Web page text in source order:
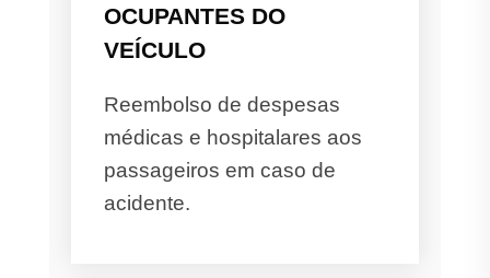
OCUPANTES DO
VEÍCULO
Reembolso de despesas
médicas e hospitalares aos
passageiros em caso de
acidente.